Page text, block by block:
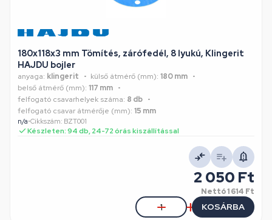
180x118x3 mm Tömítés, zárófedél, 8 lyukú, Klingerit
HAJDU bojler
anyaga: klingerit külső átmérő (mm): 180 mm
belső átmérő (mm): 117 mm
felfogató csavarhelyek száma: 8 db
felfogató csavar átmérője (mm): 15 mm
n/a•Cikkszám: BZT001
Készleten: 94 db, 24-72 órás kiszállítással
2 050 Ft
Nettó1 614 Ft
KOSÁRBA